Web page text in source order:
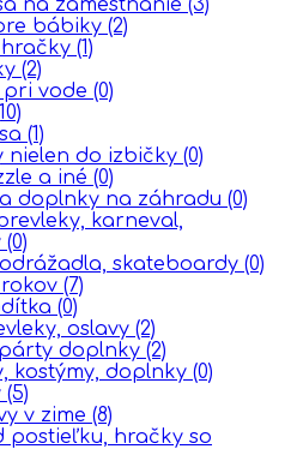
na zamestnanie (3)
bábiky (2)
hračky (1)
(2)
vode (0)
(1)
nielen do izbičky (0)
a iné (0)
doplnky na záhradu (0)
karneval,
(0)
odrážadla, skateboardy (0)
(7)
(0)
oslavy (2)
doplnky (2)
kostýmy, doplnky (0)
(5)
v zime (8)
postieľku, hračky so